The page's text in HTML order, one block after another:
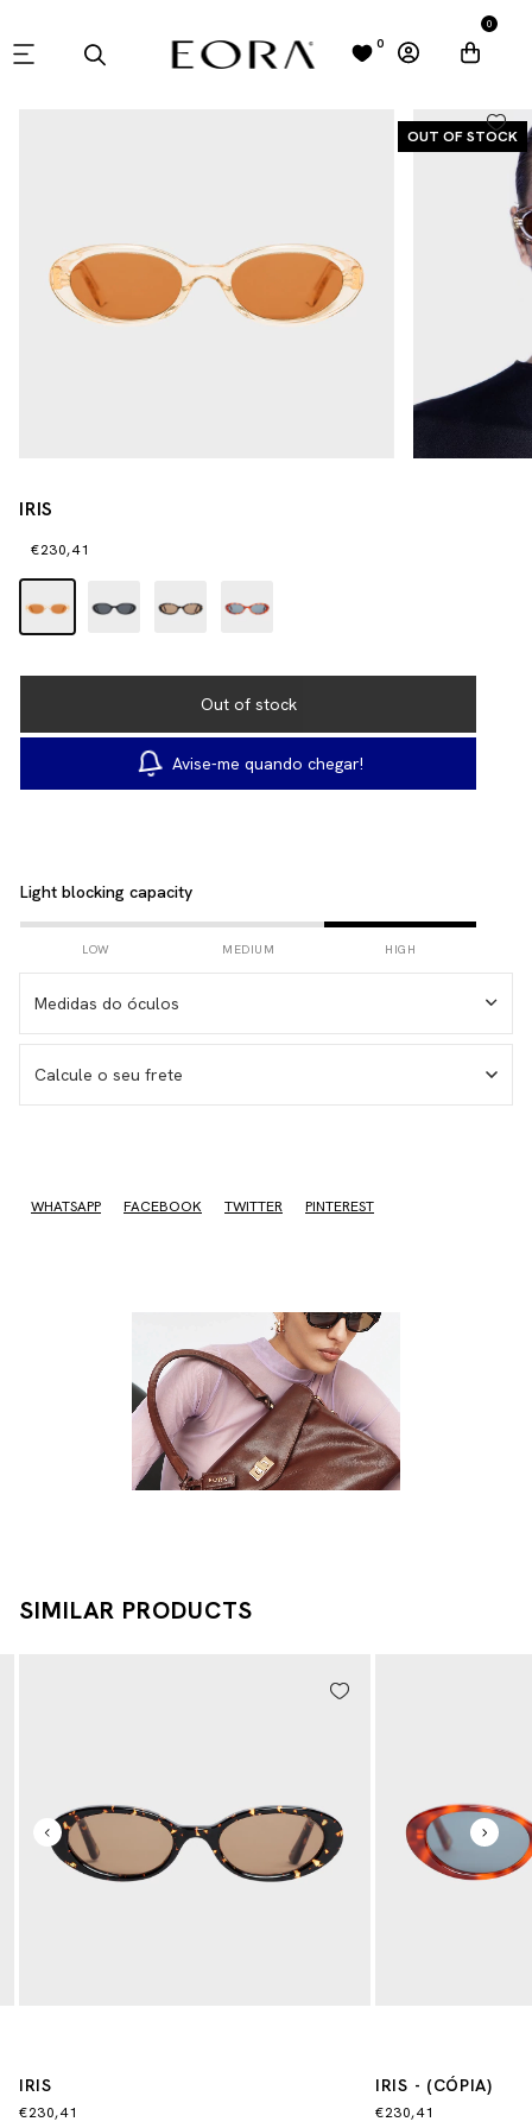
0
0
OUT OF STOCK
IRIS
€230,41
Avise-me quando chegar!
Light blocking capacity
LOW MEDIUM HIGH
Medidas do óculos
Calcule o seu frete
WHATSAPP FACEBOOK TWITTER PINTEREST
SIMILAR PRODUCTS
IRIS
€230,41
IRIS - (CÓPIA)
€230,41